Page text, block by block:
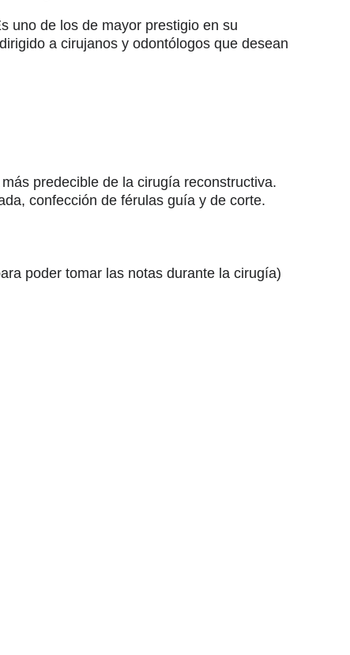
uno de los de mayor prestigio en su
a cirujanos y odontólogos que desean
predecible de la cirugía reconstructiva.
confección de férulas guía y de corte.
poder tomar las notas durante la cirugía)